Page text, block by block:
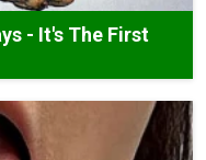
- It's The First